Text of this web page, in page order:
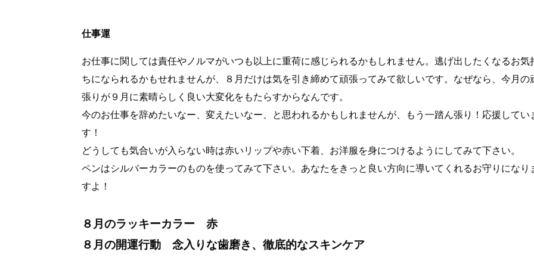
仕事運
お仕事に関しては責任やノルマがいつも以上に重荷に感じられるかもしれません。逃げ出したくなるお気
ちになられるかもせれませんが、８月だけは気を引き締めて頑張ってみて欲しいです。なぜなら、今月の
張りが９月に素晴らしく良い大変化をもたらすからなんです。
今のお仕事を辞めたいなー、変えたいなー、と思われるかもしれませんが、もう一踏ん張り！応援してい
す！
どうしても気合いが入らない時は赤いリップや赤い下着、お洋服を身につけるようにしてみて下さい。
ペンはシルバーカラーのものを使ってみて下さい。あなたをきっと良い方向に導いてくれるお守りになり
すよ！
８月のラッキーカラー 赤
８月の開運行動 念入りな歯磨き、徹底的なスキンケア